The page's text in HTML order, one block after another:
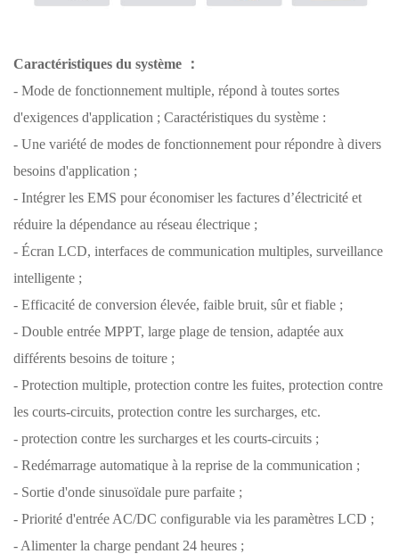
Caractéristiques du système
：
- Mode de fonctionnement multiple, répond à toutes sortes
d'exigences d'application ; Caractéristiques du système :
- Une variété de modes de fonctionnement pour répondre à divers
besoins d'application ;
- Intégrer les EMS pour économiser les factures d’électricité et
réduire la dépendance au réseau électrique ;
- Écran LCD, interfaces de communication multiples, surveillance
intelligente ;
- Efficacité de conversion élevée, faible bruit, sûr et fiable ;
- Double entrée MPPT, large plage de tension, adaptée aux
différents besoins de toiture ;
- Protection multiple, protection contre les fuites, protection contre
les courts-circuits, protection contre les surcharges, etc.
- protection contre les surcharges et les courts-circuits ;
- Redémarrage automatique à la reprise de la communication ;
- Sortie d'onde sinusoïdale pure parfaite ;
- Priorité d'entrée AC/DC configurable via les paramètres LCD ;
- Alimenter la charge pendant 24 heures ;